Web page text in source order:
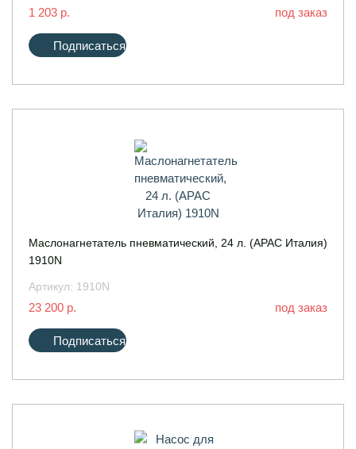
1 203 р. под заказ
Подписаться
Маслонагнетатель пневматический, 24 л. (АРАС Италия)
1910N
Артикул: 1910N
23 200 р. под заказ
Подписаться